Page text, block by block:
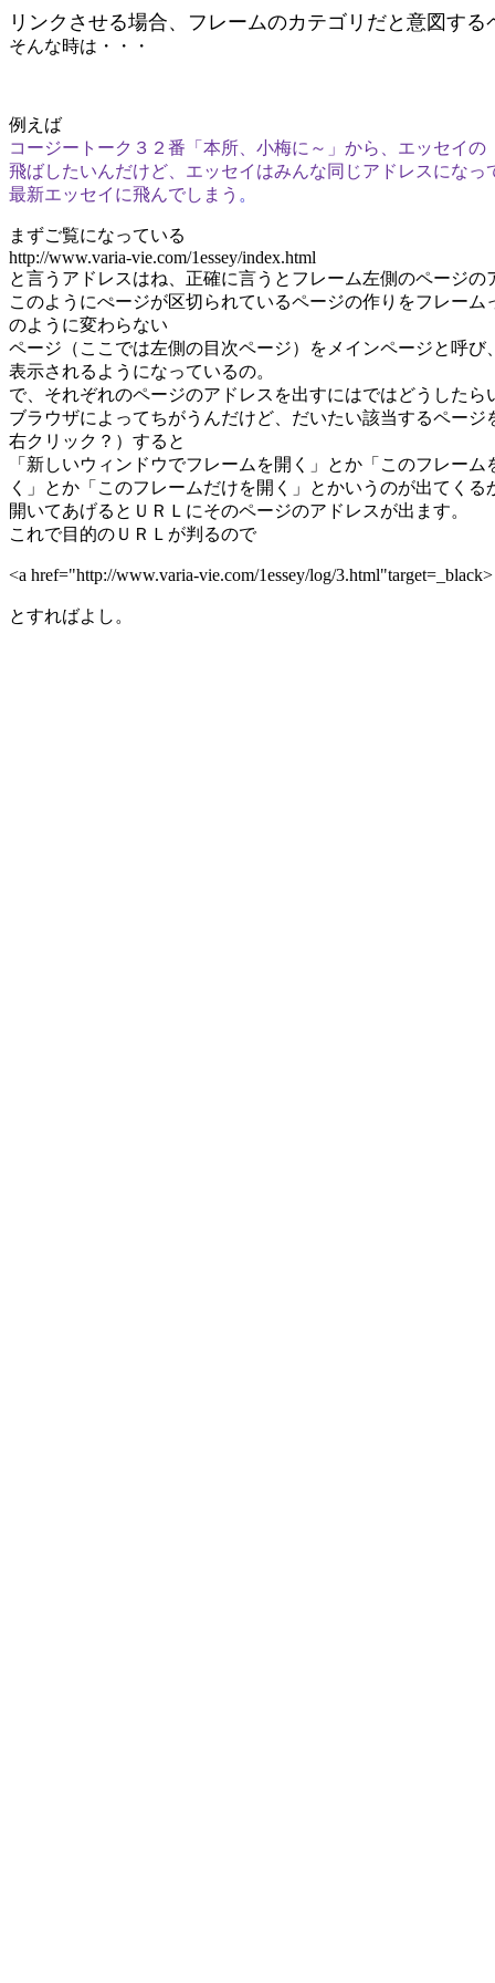
リンクさせる場合、フレームのカテゴリだと意図する
そんな時は・・・
例えば
コージートーク３２番「本所、小梅に～」から、エッセイの
飛ばしたいんだけど、エッセイはみんな同じアドレスになっ
最新エッセイに飛んでしまう 。
まずご覧になっている
http://www.varia-vie.com/1essey/index.html
と言うアドレスはね、正確に言うとフレーム左側のページの
このようにぺージが区切られているページの作りをフレーム
のように変わらない
ページ（ここでは左側の目次ページ）をメインページと呼び
表示されるようになっているの。
で、それぞれのページのアドレスを出すにはではどうしたら
ブラウザによってちがうんだけど、だいたい該当するページ
右クリック？）すると
「新しいウィンドウでフレームを開く」とか「このフレー
く」とか「このフレームだけを開く」とかいうのが出てくる
開いてあげるとＵＲＬにそのページのアドレスが出ます。
これで目的のＵＲＬが判るので
<a href="http://www.varia-vie.com/1essey/log/
とすればよし。